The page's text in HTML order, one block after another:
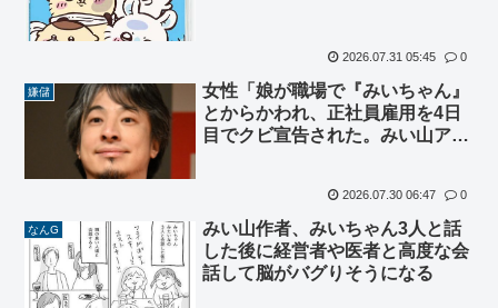
2026.07.31 05:45 0
嫌儲
女性「娘が職場で『みいちゃん』
とからかわれ、正社員雇用を4日
目でクビ宣告された。みい山アニ
2026.07.30 06:47 0
なんG
みい山作者、みいちゃん3人と話
した後に経営者や医者と高度な会
話して脳がバグりそうになる